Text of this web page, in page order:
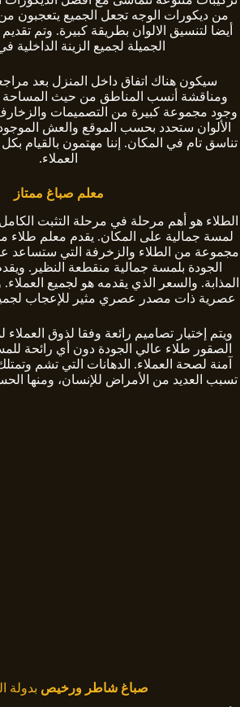
من ديكورات الوجه تجعل الجميع يتعجبون من
أيضا لتنسيق الالوان بطريقة كبيرة. وتم
الجميلة لجميع الزينة الداخلية
سيكون هناك اتفاق داخل المنزل بعد
ومناقشة أنسب المناطق من حيث المساحة
وجود مجموعة كبيرة من التصميمات والزخارف
الألوان ستحدد بحسب الموقع والعش
تناسق تام في المكان. إننا مهتمون
العملاء.
معلم صباغ ممتاز
الطلاء هو أهم مرحلة في مرحلة التثبت
لمسة جمالية على المكان. يقدم معلم طلاء
مجموعة من الطلاء والزخرفة التي ستساعد
الجودة بلمسة جمالية منقطعة النظير.
المذابة. والسعر الذي يقدمه هو لجميع
عصرية ذات مصدر عصري مثير للإعجاب لجميع
ويتم إختيار تصاميم رائعة وفقا لذوق
الصقور طلاء عالي الجودة دون أي رائحة
آمنة لصحة العملاء. الدهانات التي تشم وتمتلك
تسبب العديد من الأمراض للإنسان، ومنها
صباغ شاطر ورخيص بدولة